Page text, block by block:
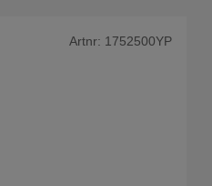
Artnr: 1752500YP